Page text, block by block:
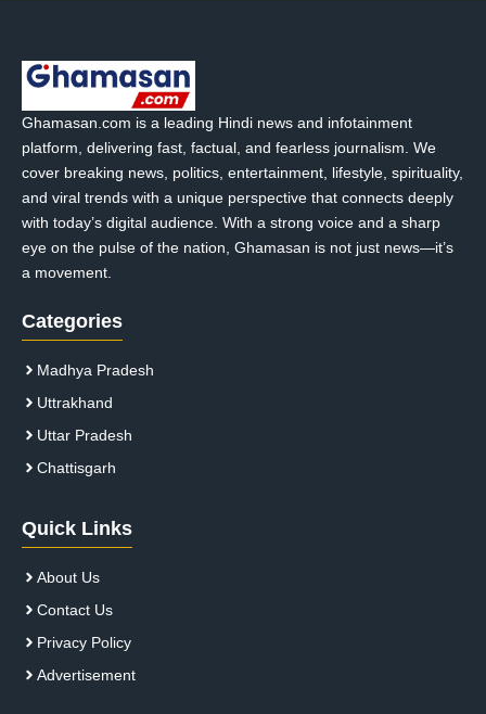
Ghamasan.com is a leading Hindi news and infotainment
platform, delivering fast, factual, and fearless journalism. We
cover breaking news, politics, entertainment, lifestyle, spirituality,
and viral trends with a unique perspective that connects deeply
with today’s digital audience. With a strong voice and a sharp
eye on the pulse of the nation, Ghamasan is not just news—it’s
a movement.
Categories
Madhya Pradesh
Uttrakhand
Uttar Pradesh
Chattisgarh
Quick Links
About Us
Contact Us
Privacy Policy
Advertisement